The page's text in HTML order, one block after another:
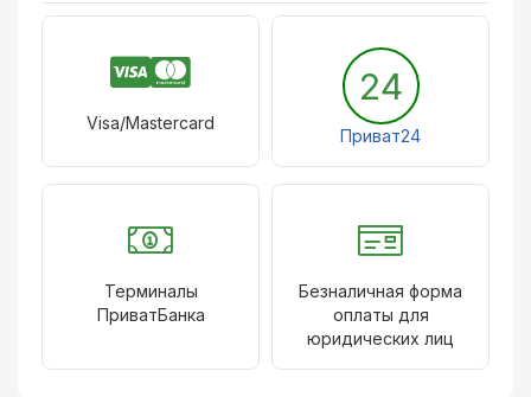
Visa/Mastercard
24
Приват24
Терминалы
ПриватБанка
Безналичная форма
оплаты для
юридических лиц